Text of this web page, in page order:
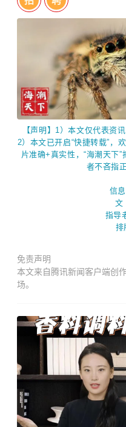
【声明】1）本文仅代表资
2）本文已开启“快捷转载”，
片准确+真实性，“海潮天下
者不吝指
信
文
指导
排
免责声明
本文来自腾讯新闻客户端创
场。